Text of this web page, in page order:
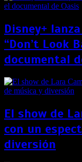
Disney+
“Don’t Look
documental
El show de
con un
diversión